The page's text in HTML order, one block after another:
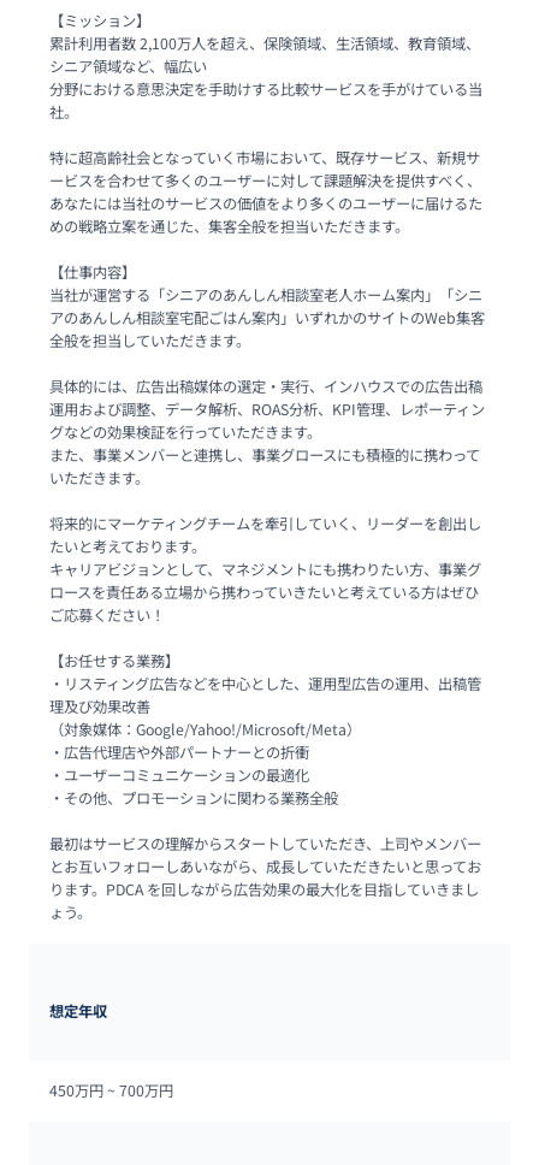
【ミッション】
累計利用者数 2,100万人を超え、保険領域、生活領域、教育領域、
シニア領域など、幅広い
分野における意思決定を手助けする比較サービスを手がけている当
社。
特に超高齢社会となっていく市場において、既存サービス、新規サ
ービスを合わせて多くのユーザーに対して課題解決を提供すべく、
あなたには当社のサービスの価値をより多くのユーザーに届けるた
めの戦略立案を通じた、集客全般を担当いただきます。
【仕事内容】
当社が運営する「シニアのあんしん相談室老人ホーム案内」「シニ
アのあんしん相談室宅配ごはん案内」いずれかのサイトのWeb集客
全般を担当していただきます。
具体的には、広告出稿媒体の選定・実行、インハウスでの広告出稿
運用および調整、データ解析、ROAS分析、KPI管理、レポーティン
グなどの効果検証を行っていただきます。
また、事業メンバーと連携し、事業グロースにも積極的に携わって
いただきます。
将来的にマーケティングチームを牽引していく、リーダーを創出し
たいと考えております。
キャリアビジョンとして、マネジメントにも携わりたい方、事業グ
ロースを責任ある立場から携わっていきたいと考えている方はぜひ
ご応募ください！
【お任せする業務】
・リスティング広告などを中心とした、運用型広告の運用、出稿管
理及び効果改善
（対象媒体：Google/Yahoo!/Microsoft/Meta）
・広告代理店や外部パートナーとの折衝
・ユーザーコミュニケーションの最適化
・その他、プロモーションに関わる業務全般
最初はサービスの理解からスタートしていただき、上司やメンバー
とお互いフォローしあいながら、成長していただきたいと思ってお
ります。PDCA を回しながら広告効果の最大化を目指していきまし
ょう。
想定年収
450万円 ~ 700万円